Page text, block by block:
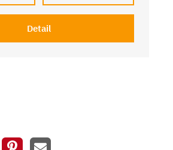
Detail